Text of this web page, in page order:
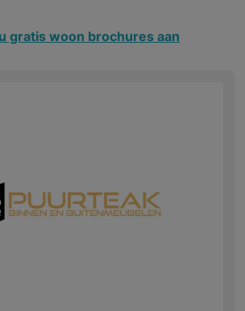
gratis woon brochures aan